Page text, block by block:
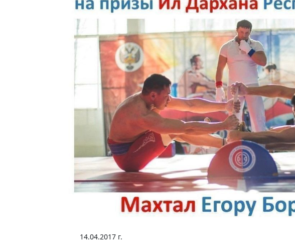
14.04.2017 г.